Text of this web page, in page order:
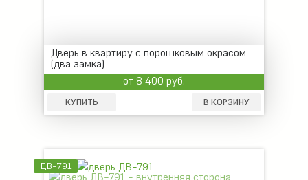
Дверь в квартиру с порошковым окрасом
(два замка)
от 8 400 руб.
КУПИТЬ В КОРЗИНУ
ДВ-791